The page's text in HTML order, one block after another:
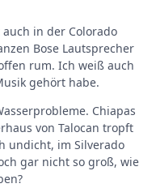
in der Colorado
Bose Lautsprecher
rum. Ich weiß auch
gehört habe.
Chiapas
von Talocan tropft
undicht, im Silverado
gar nicht so groß, wie